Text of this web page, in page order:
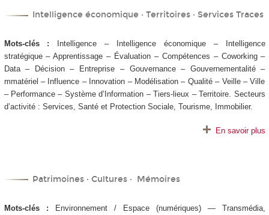
Intelligence économique · Territoires · Services Traces
Mots-clés : Intelligence – Intelligence économique – Intelligence
stratégique – Apprentissage – Évaluation – Compétences – Coworking –
Data – Décision – Entreprise – Gouvernance – Gouvernementalité –
mmatériel – Influence – Innovation – Modélisation – Qualité – Veille – Ville
– Performance – Système d’Information – Tiers-lieux – Territoire. Secteurs
d’activité : Services, Santé et Protection Sociale, Tourisme, Immobilier.
En savoir plus
Patrimoines · Cultures · Mémoires
Mots-clés : Environnement / Espace (numériques) — Transmédia,